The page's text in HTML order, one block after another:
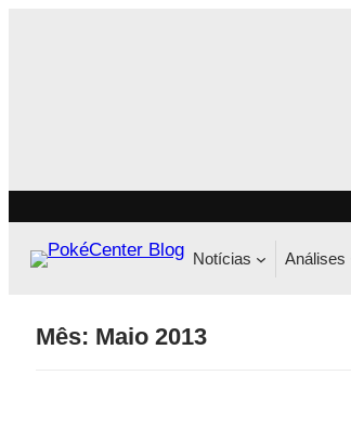
Notícias Análises
Mês: Maio 2013